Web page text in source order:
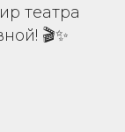
театра
🎬✨